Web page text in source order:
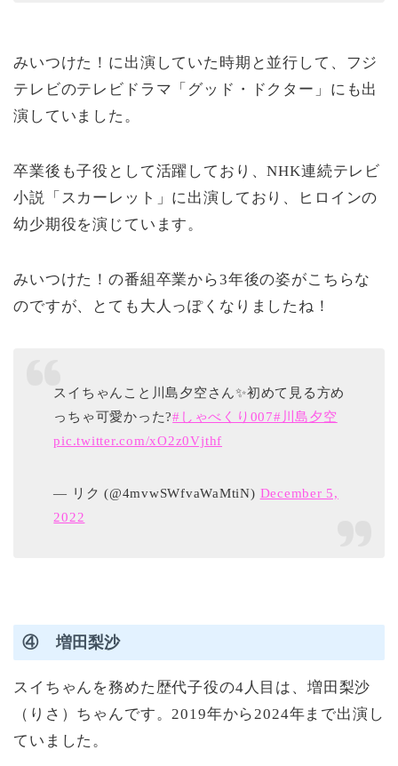
みいつけた！に出演していた時期と並行して、フジ
テレビのテレビドラマ「グッド・ドクター」にも出
演していました。
卒業後も子役として活躍しており、NHK連続テレビ
小説「スカーレット」に出演しており、ヒロインの
幼少期役を演じています。
みいつけた！の番組卒業から3年後の姿がこちらな
のですが、とても大人っぽくなりましたね！
スイちゃんこと川島夕空さん✨初めて見る方め
っちゃ可愛かった?#しゃべくり007#川島夕空
pic.twitter.com/xO2z0Vjthf
— リク (@4mvwSWfvaWaMtiN) December 5,
2022
④ 増田梨沙
スイちゃんを務めた歴代子役の4人目は、増田梨沙
（りさ）ちゃんです。2019年から2024年まで出演し
ていました。